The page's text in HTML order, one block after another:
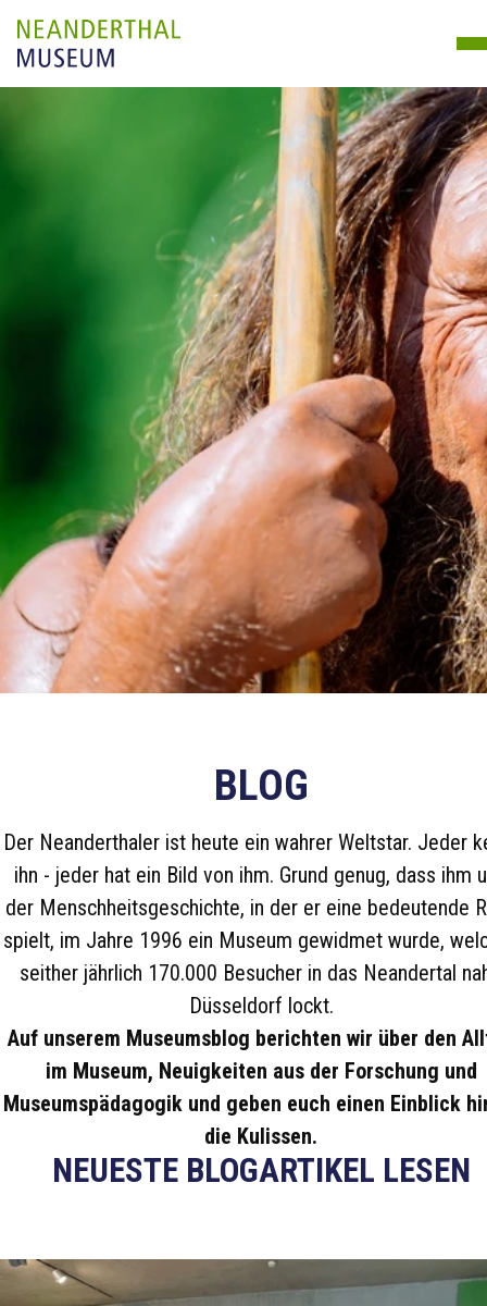
BLOG
Der Neanderthaler ist heute ein wahrer Weltstar. Jeder
ihn - jeder hat ein Bild von ihm. Grund genug, dass ihm
der Menschheitsgeschichte, in der er eine bedeutende
spielt, im Jahre 1996 ein Museum gewidmet wurde,
seither jährlich 170.000 Besucher in das Neandertal
Düsseldorf lockt.
Auf unserem Museumsblog berichten wir über den
im Museum, Neuigkeiten aus der Forschung und
Museumspädagogik und geben euch einen Einblick
die Kulissen.
NEUESTE BLOGARTIKEL LESEN